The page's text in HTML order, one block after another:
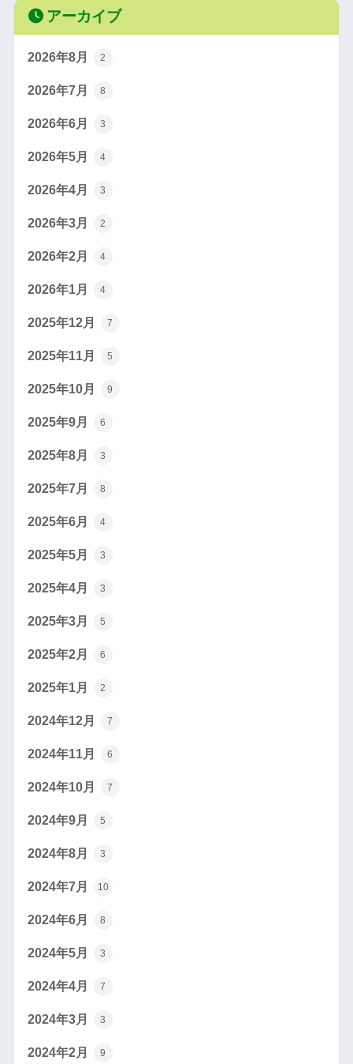
アーカイブ
2026年8月 2
2026年7月 8
2026年6月 3
2026年5月 4
2026年4月 3
2026年3月 2
2026年2月 4
2026年1月 4
2025年12月 7
2025年11月 5
2025年10月 9
2025年9月 6
2025年8月 3
2025年7月 8
2025年6月 4
2025年5月 3
2025年4月 3
2025年3月 5
2025年2月 6
2025年1月 2
2024年12月 7
2024年11月 6
2024年10月 7
2024年9月 5
2024年8月 3
2024年7月 10
2024年6月 8
2024年5月 3
2024年4月 7
2024年3月 3
2024年2月 9